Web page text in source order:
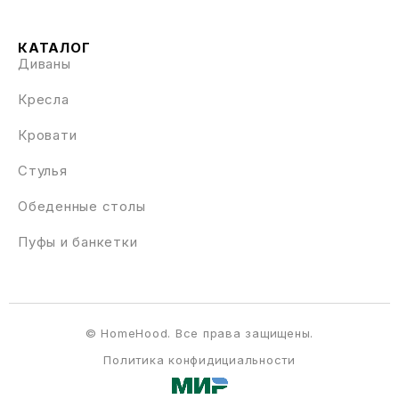
КАТАЛОГ
Диваны
Кресла
Кровати
Стулья
Обеденные столы
Пуфы и банкетки
Политика конфидициальности
© HomeHood. Все права защищены.